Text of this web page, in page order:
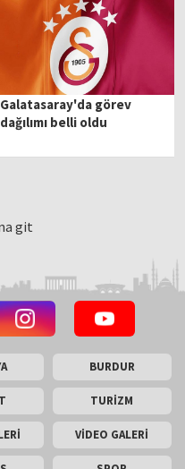
Galatasaray'da görev
dağılımı belli oldu
git
BURDUR
TURİZM
VİDEO GALERİ